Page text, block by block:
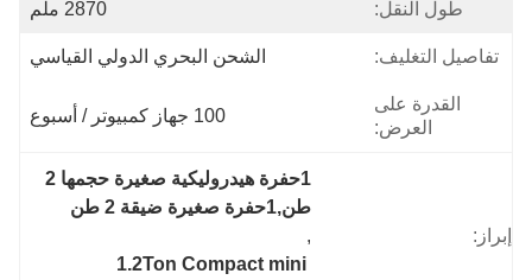
طول النقل: 2870 ملم
تفاصيل التغليف: الشحن البحري الدولي القياسي
القدرة على
العرض:
100 جهاز كمبيوتر / أسبوع
إبراز:
1حفرة هيدروليكية صغيرة حجمها 2
طن,1حفرة صغيرة ضيقة 2 طن
,
1.2Ton Compact mini